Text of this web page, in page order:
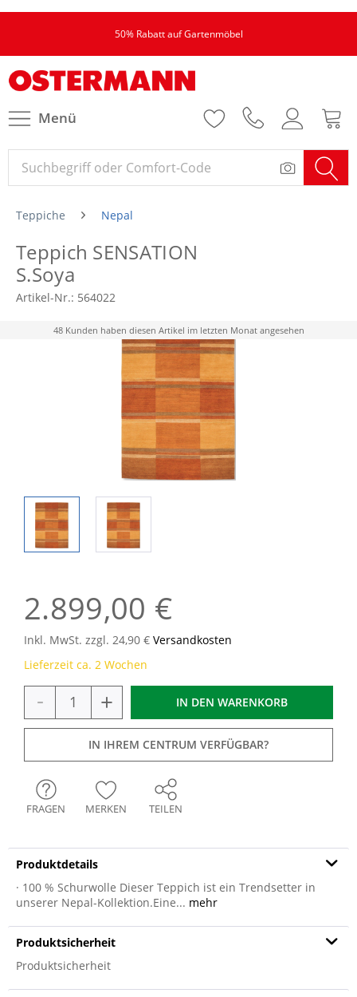
50% Rabatt auf Gartenmöbel
Menü
Teppiche Nepal
Teppich SENSATION
S.Soya
Artikel-Nr.: 564022
48 Kunden haben diesen Artikel im letzten Monat angesehen
2.899,00 €
Inkl. MwSt. zzgl. 24,90 € Versandkosten
Lieferzeit ca. 2 Wochen
- + IN DEN WARENKORB
IN IHREM CENTRUM VERFÜGBAR?
FRAGEN MERKEN TEILEN
Produktdetails
· 100 % Schurwolle Dieser Teppich ist ein Trendsetter in
unserer Nepal-Kollektion.Eine... mehr
Produktsicherheit
Produktsicherheit